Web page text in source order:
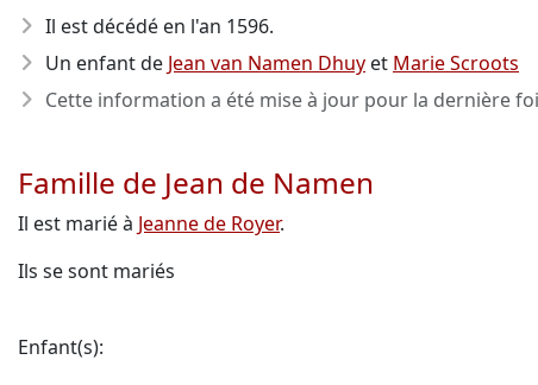
Il est décédé en l'an 1596.
Un enfant de Jean van Namen Dhuy et Marie Scroots
Cette information a été mise à jour pour la dernière
Famille de Jean de Namen
Il est marié à Jeanne de Royer.
Ils se sont mariés
Enfant(s):